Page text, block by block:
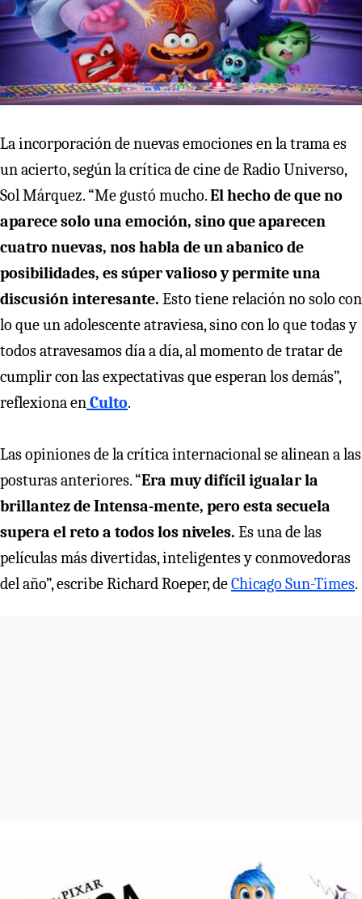
La incorporación de nuevas emociones en la trama es
un acierto, según la crítica de cine de Radio Universo,
Sol Márquez. “Me gustó mucho.El hecho de que no
aparece solo una emoción, sino que aparecen
cuatro nuevas, nos habla de un abanico de
posibilidades, es súper valioso y permite una
discusión interesante. Esto tiene relación no solo con
lo que un adolescente atraviesa, sino con lo que todas y
todos atravesamos día a día, al momento de tratar de
cumplir con las expectativas que esperan los demás”,
reflexiona enCulto.
Las opiniones de la crítica internacional se alinean a las
posturas anteriores. “Era muy difícil igualar la
brillantez de Intensa-mente, pero esta secuela
supera el reto a todos los niveles. Es una de las
películas más divertidas, inteligentes y conmovedoras
del año”, escribe Richard Roeper, deChicago Sun-Times.